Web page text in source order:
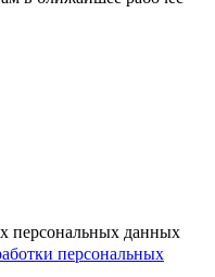
персональных данных
персональных